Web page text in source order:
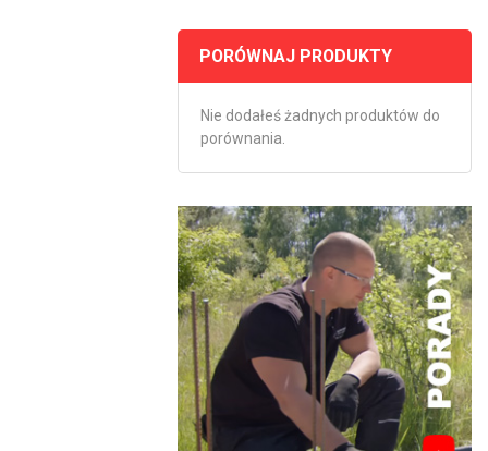
PORÓWNAJ PRODUKTY
Nie dodałeś żadnych produktów do
porównania.